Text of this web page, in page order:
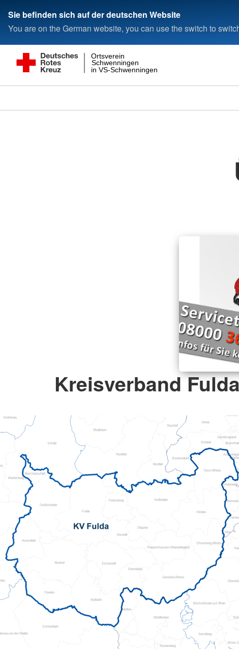
Sie befinden sich auf der deutschen Website
You are on the German website, you can use the switch to
in VS-Schwenningen
Schwenningen
Ortsverein
Kreisverband